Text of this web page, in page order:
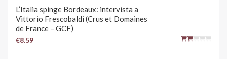
L’Italia spinge Bordeaux: intervista a
Vittorio Frescobaldi (Crus et Domaines
de France – GCF)
€8.59